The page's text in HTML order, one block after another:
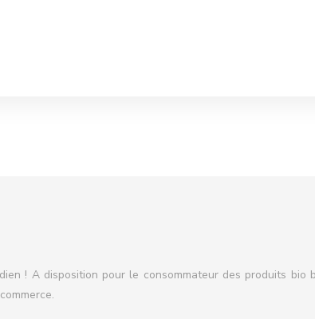
! A disposition pour le consommateur des produits